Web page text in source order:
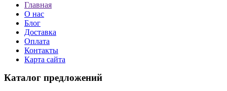
Главная
О нас
Блог
Доставка
Оплата
Контакты
Карта сайта
Каталог предложений